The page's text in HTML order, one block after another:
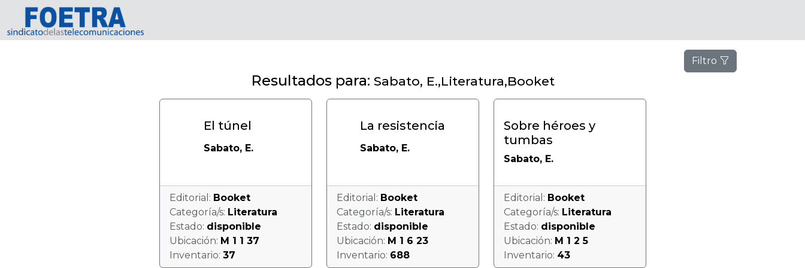
Inicio Usuarios Contacto
Filtro
Resultados para: Sabato, E.,Literatura,Booket
El túnel
Sabato, E.
Editorial: Booket
Categoría/s: Literatura
Estado: disponible
Ubicación: M 1 1 37
Inventario: 37
La resistencia
Sabato, E.
Editorial: Booket
Categoría/s: Literatura
Estado: disponible
Ubicación: M 1 6 23
Inventario: 688
Sobre héroes y
tumbas
Sabato, E.
Editorial: Booket
Categoría/s: Literatura
Estado: disponible
Ubicación: M 1 2 5
Inventario: 43